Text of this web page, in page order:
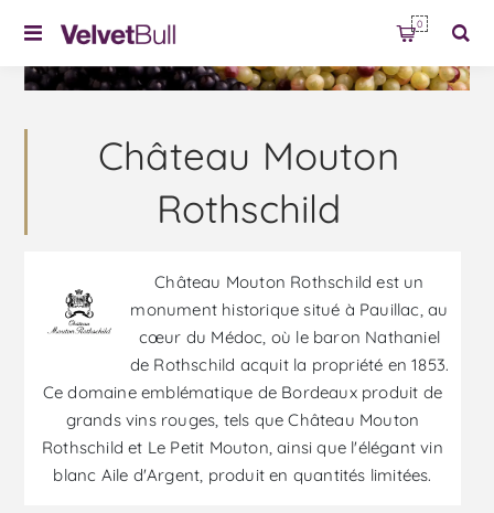
0
Château Mouton
Rothschild
Château Mouton Rothschild est un
monument historique situé à Pauillac, au
cœur du Médoc, où le baron Nathaniel
de Rothschild acquit la propriété en 1853.
Ce domaine emblématique de Bordeaux produit de
grands vins rouges, tels que Château Mouton
Rothschild et Le Petit Mouton, ainsi que l'élégant vin
blanc Aile d'Argent, produit en quantités limitées.